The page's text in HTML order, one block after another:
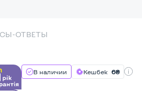
ОТВЕТЫ
В наличии Кешбек 6₴